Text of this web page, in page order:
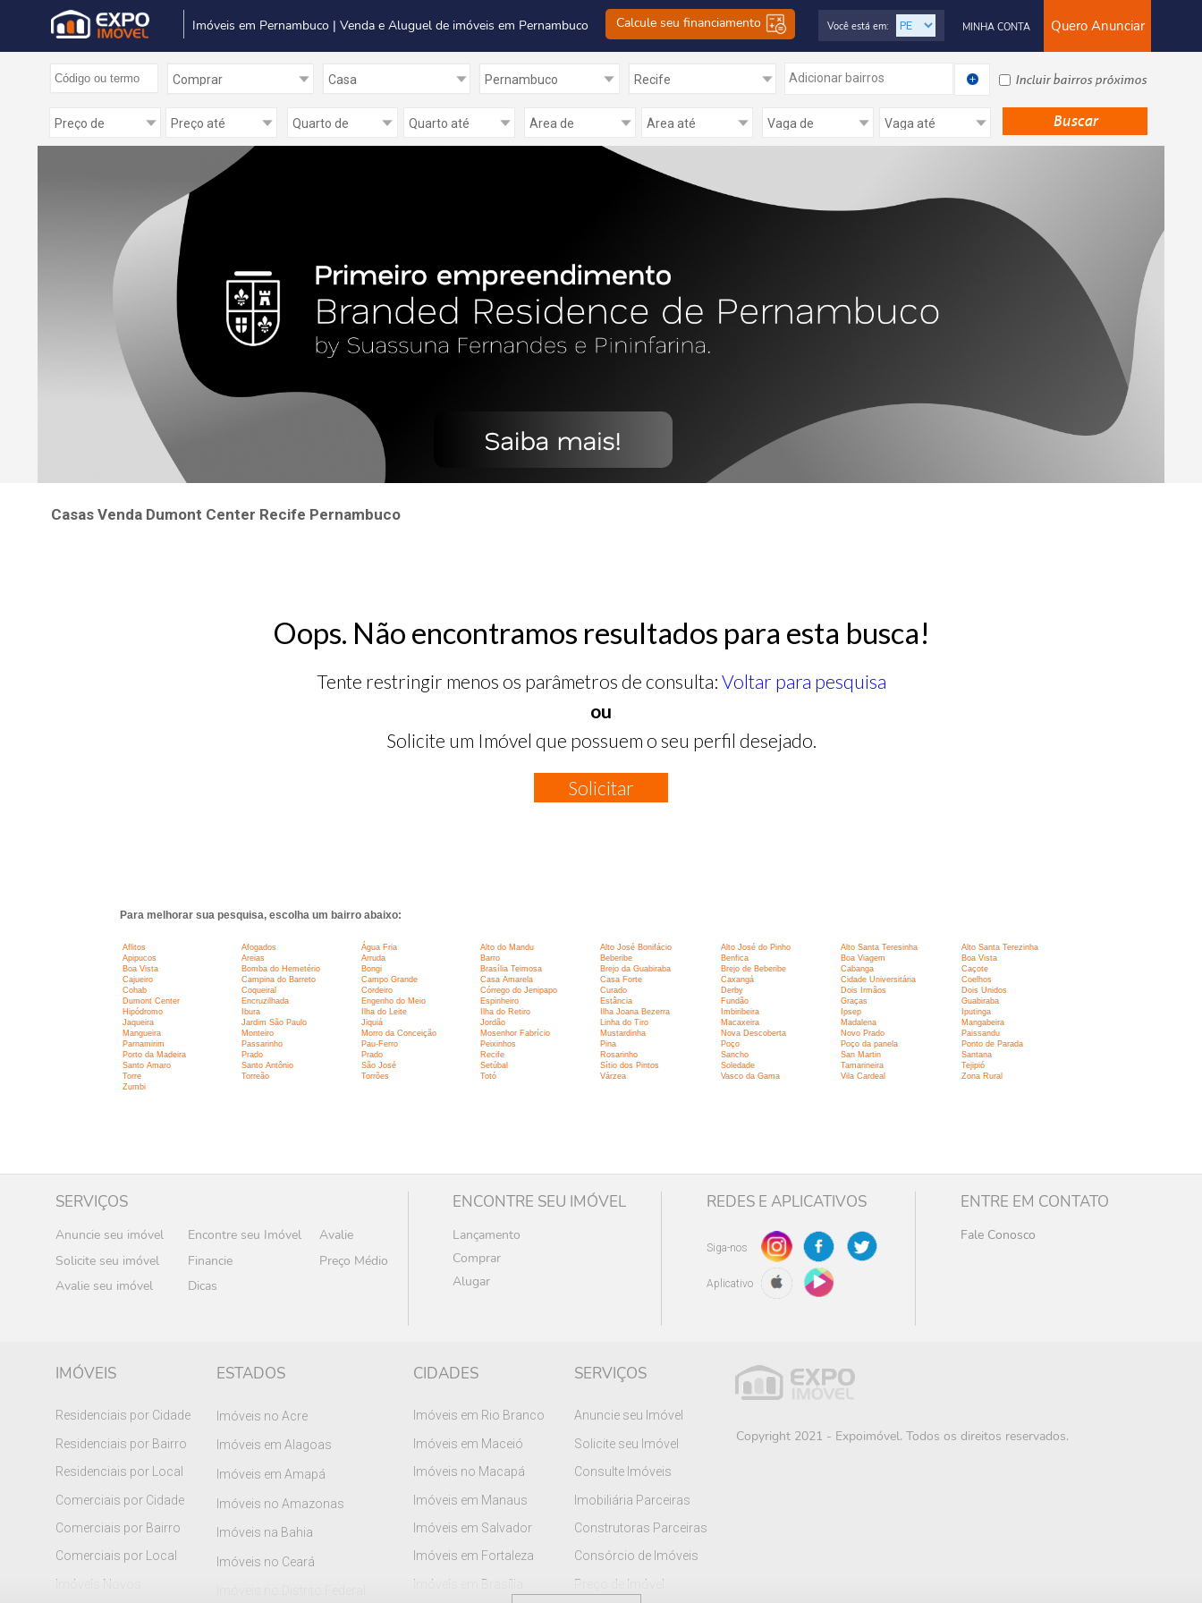
Imóveis em Pernambuco | Venda e Aluguel de imóveis em Pernambuco Calcule seu financiamento Quero Anunciar
MINHA CONTA
Você está em:
Adicionar bairros Incluir bairros próximos
Casas Venda Dumont Center Recife Pernambuco
Oops. Não encontramos resultados para esta busca!
Tente restringir menos os parâmetros de consulta: Voltar para pesquisa
ou
Solicite um Imóvel que possuem o seu perfil desejado.
Solicitar
Para melhorar sua pesquisa, escolha um bairro abaixo:
Aflitos Afogados Água Fria Alto do Mandu Alto José Bonifácio Alto José do Pinho Alto Santa Teresinha
Alto Santa Terezinha
Apipucos
Areias Arruda Barro Beberibe Benfica Boa Viagem
Boa Vista
Boa Vista
Bomba do Hemetério Bongi Brasília Teimosa Brejo da Guabiraba Brejo de Beberibe Cabanga
Caçote
Cajueiro
Campina do Barreto Campo Grande Casa Amarela Casa Forte Caxangá Cidade Universitária
Coelhos
Cohab
Coqueiral Cordeiro Córrego do Jenipapo Curado Derby Dois Irmãos
Dois Unidos
Dumont Center
Encruzilhada Engenho do Meio Espinheiro Estância Fundão Graças
Guabiraba
Hipódromo
Ibura Ilha do Leite Ilha do Retiro Ilha Joana Bezerra Imbiribeira Ipsep
Iputinga
Jaqueira
Jardim São Paulo Jiquiá Jordão Linha do Tiro Macaxeira Madalena
Mangabeira
Mangueira
Monteiro Morro da Conceição Mosenhor Fabrício Mustardinha Nova Descoberta Novo Prado
Paissandu
Parnamirim
Passarinho Pau-Ferro Peixinhos Pina Poço Poço da panela
Ponto de Parada
Porto da Madeira
Prado Prado Recife Rosarinho Sancho San Martin
Santana
Santo Amaro
Santo Antônio São José Setúbal Sítio dos Pintos Soledade Tamarineira
Tejipió
Torre
Torreão Torrões Totó Várzea Vasco da Gama Vila Cardeal
Zona Rural
Zumbi
SERVIÇOS
Anuncie seu imóvel Encontre seu Imóvel
Avalie
Solicite seu imóvel
Financie
Preço Médio
Avalie seu imóvel
Dicas
ENCONTRE SEU IMÓVEL
Lançamento
Comprar
Alugar
REDES E APLICATIVOS
Siga-nos
Aplicativo
ENTRE EM CONTATO
Fale Conosco
IMÓVEIS
Residenciais por Cidade
Residenciais por Bairro
Residenciais por Local
Comerciais por Cidade
Comerciais por Bairro
Comerciais por Local
Imóveis Novos
ESTADOS
Imóveis no Acre
Imóveis em Alagoas
Imóveis em Amapá
Imóveis no Amazonas
Imóveis na Bahia
Imóveis no Ceará
CIDADES
Imóveis em Rio Branco
Imóveis em Maceió
Imóveis no Macapá
Imóveis em Manaus
Imóveis em Salvador
Imóveis em Fortaleza
Imóveis em Brasília
SERVIÇOS
Anuncie seu Imóvel
Solicite seu Imóvel
Consulte Imóveis
Imobiliária Parceiras
Construtoras Parceiras
Consórcio de Imóveis
Preço de Imóvel
Copyright 2021 - Expoimóvel. Todos os direitos reservados.